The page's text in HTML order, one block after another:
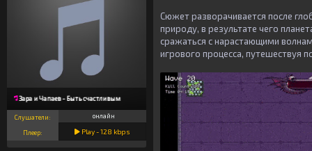
Зара и Чапаев - Быть счастливым
Слушатели: онлайн
Плеер: Play -128 kbps
Сюжет разворачивается после
природу, в результате чего
сражаться с нарастающими
игрового процесса, путешествуя